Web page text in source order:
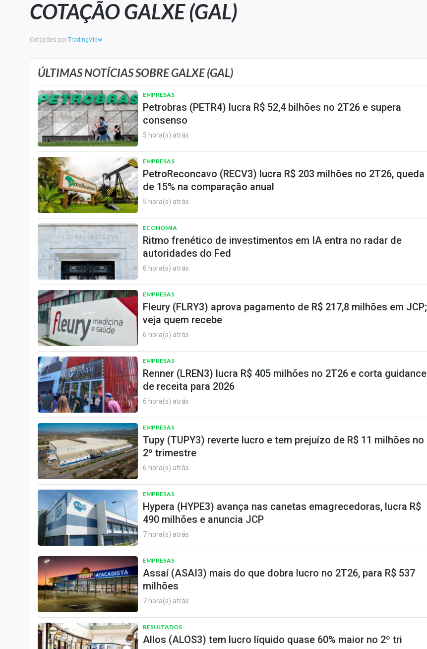
Carteiras Recomendadas
Central de Fundos
Central dos IPOs
Renda Fixa
Finanças Pessoais
Mercados
Economia
Empresas
Especiais
Internacional
Tecnologia
Conteúdo de Marca
Expediente
COTAÇÃO GALXE (GAL)
Cotações por TradingView
ÚLTIMAS NOTÍCIAS SOBRE GALXE (GAL)
EMPRESAS
Petrobras (PETR4) lucra R$ 52,4 bilhões no 2T26 e supera
consenso
5 hora(s) atrás
EMPRESAS
PetroReconcavo (RECV3) lucra R$ 203 milhões no 2T26, queda
de 15% na comparação anual
5 hora(s) atrás
ECONOMIA
Ritmo frenético de investimentos em IA entra no radar de
autoridades do Fed
6 hora(s) atrás
EMPRESAS
Fleury (FLRY3) aprova pagamento de R$ 217,8 milhões em JCP;
veja quem recebe
6 hora(s) atrás
EMPRESAS
Renner (LREN3) lucra R$ 405 milhões no 2T26 e corta guidance
de receita para 2026
6 hora(s) atrás
EMPRESAS
Tupy (TUPY3) reverte lucro e tem prejuízo de R$ 11 milhões no
2º trimestre
6 hora(s) atrás
EMPRESAS
Hypera (HYPE3) avança nas canetas emagrecedoras, lucra R$
490 milhões e anuncia JCP
7 hora(s) atrás
EMPRESAS
Assaí (ASAI3) mais do que dobra lucro no 2T26, para R$ 537
milhões
7 hora(s) atrás
RESULTADOS
Allos (ALOS3) tem lucro líquido quase 60% maior no 2º tri